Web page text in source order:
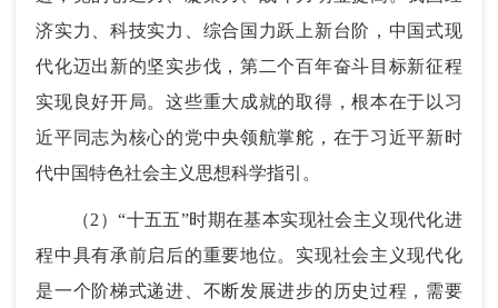
济实力、科技实力、综合国力跃上新台阶，中国式现
代化迈出新的坚实步伐，第二个百年奋斗目标新征程
实现良好开局。这些重大成就的取得，根本在于以习
近平同志为核心的党中央领航掌舵，在于习近平新时
代中国特色社会主义思想科学指引。
（2）“十五五”时期在基本实现社会主义现代化进
程中具有承前启后的重要地位。实现社会主义现代化
是一个阶梯式递进、不断发展进步的历史过程，需要